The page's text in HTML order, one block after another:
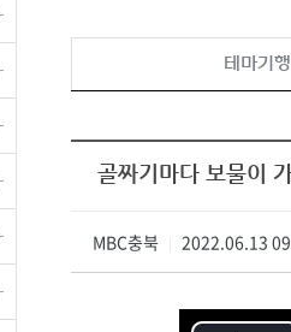
보은
옥천
시청자 FLEX
종영프로그램
테마기
골짜기마다 보물이
MBC충북 2022.06.13